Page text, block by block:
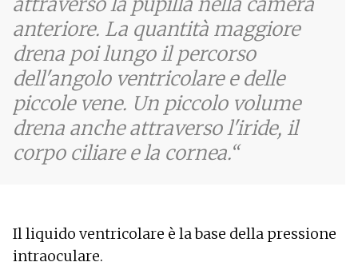
anteriore. La quantità maggiore
drena poi lungo il percorso
dell'angolo ventricolare e delle
piccole vene. Un piccolo volume
drena anche attraverso l'iride, il
corpo ciliare e la cornea.
Il liquido ventricolare è la base della pressione
intraoculare.